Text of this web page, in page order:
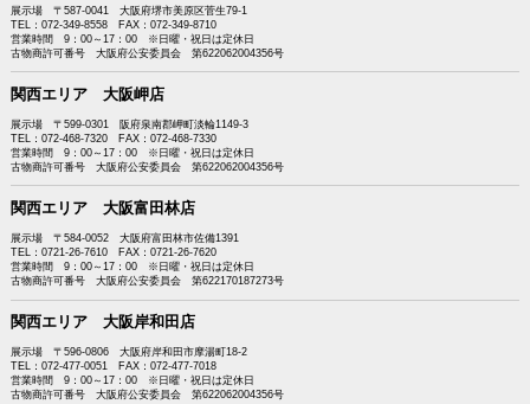
展示場 〒587-0041 大阪府堺市美原区菅生79-1
TEL：072-349-8558 FAX：072-349-8710
営業時間 9：00～17：00 ※日曜・祝日は定休日
古物商許可番号 大阪府公安委員会 第622062004356号
関西エリア 大阪岬店
展示場 〒599-0301 阪府泉南郡岬町淡輪1149-3
TEL：072-468-7320 FAX：072-468-7330
営業時間 9：00～17：00 ※日曜・祝日は定休日
古物商許可番号 大阪府公安委員会 第622062004356号
関西エリア 大阪富田林店
展示場 〒584-0052 大阪府富田林市佐備1391
TEL：0721-26-7610 FAX：0721-26-7620
営業時間 9：00～17：00 ※日曜・祝日は定休日
古物商許可番号 大阪府公安委員会 第622170187273号
関西エリア 大阪岸和田店
展示場 〒596-0806 大阪府岸和田市摩湯町18-2
TEL：072-477-0051 FAX：072-477-7018
営業時間 9：00～17：00 ※日曜・祝日は定休日
古物商許可番号 大阪府公安委員会 第622062004356号